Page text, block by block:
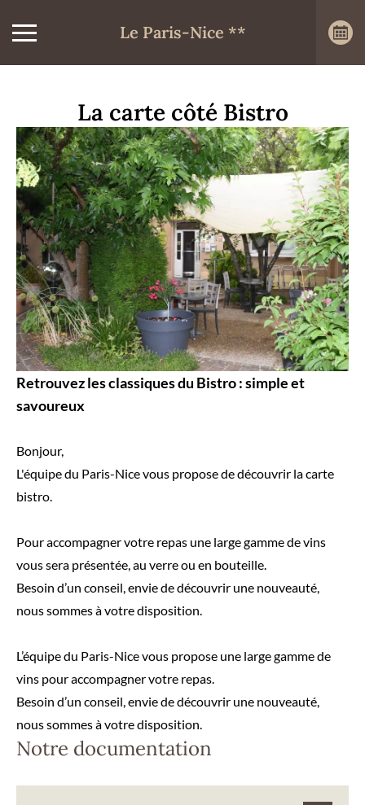
Le Paris-Nice **
La carte côté Bistro
Retrouvez les classiques du Bistro : simple et
savoureux
Bonjour,
L'équipe du Paris-Nice vous propose de découvrir la carte
bistro.
Pour accompagner votre repas une large gamme de vins
vous sera présentée, au verre ou en bouteille.
Besoin d’un conseil, envie de découvrir une nouveauté,
nous sommes à votre disposition.
L’équipe du Paris-Nice vous propose une large gamme de
vins pour accompagner votre repas.
Besoin d’un conseil, envie de découvrir une nouveauté,
nous sommes à votre disposition.
Notre documentation